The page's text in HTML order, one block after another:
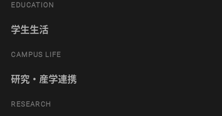
EDUCATION
学生生活
CAMPUS LIFE
研究・産学連携
RESEARCH